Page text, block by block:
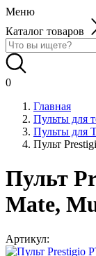
Меню
Каталог товаров
0
Главная
Пульты для
Пульты для
Пульт
Пульт
Mate,
Артикул: